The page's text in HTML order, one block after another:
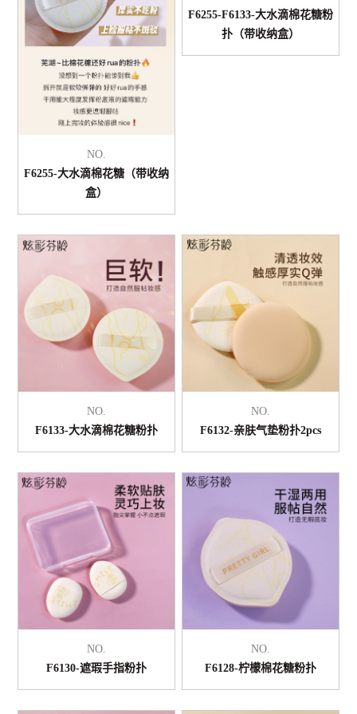
NO.
F6255-大水滴棉花糖（带收纳
盒）
F6255-F6133-大水滴棉花糖粉
扑（带收纳盒）
NO.
F6133-大水滴棉花糖粉扑
NO.
F6132-亲肤气垫粉扑2pcs
NO.
F6130-遮瑕手指粉扑
NO.
F6128-柠檬棉花糖粉扑